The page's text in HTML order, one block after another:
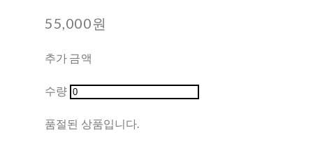
55,000원
추가 금액
수량
품절된 상품입니다.